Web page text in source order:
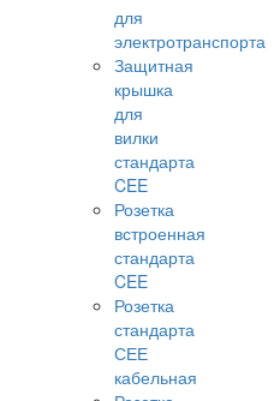
для
электротранспорта
Защитная
крышка
для
вилки
стандарта
CEE
Розетка
встроенная
стандарта
CEE
Розетка
стандарта
СЕЕ
кабельная